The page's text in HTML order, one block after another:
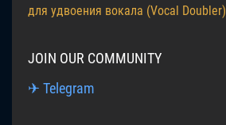
для удвоения вокала (Vocal Doubler)
JOIN OUR COMMUNITY
✈ Telegram